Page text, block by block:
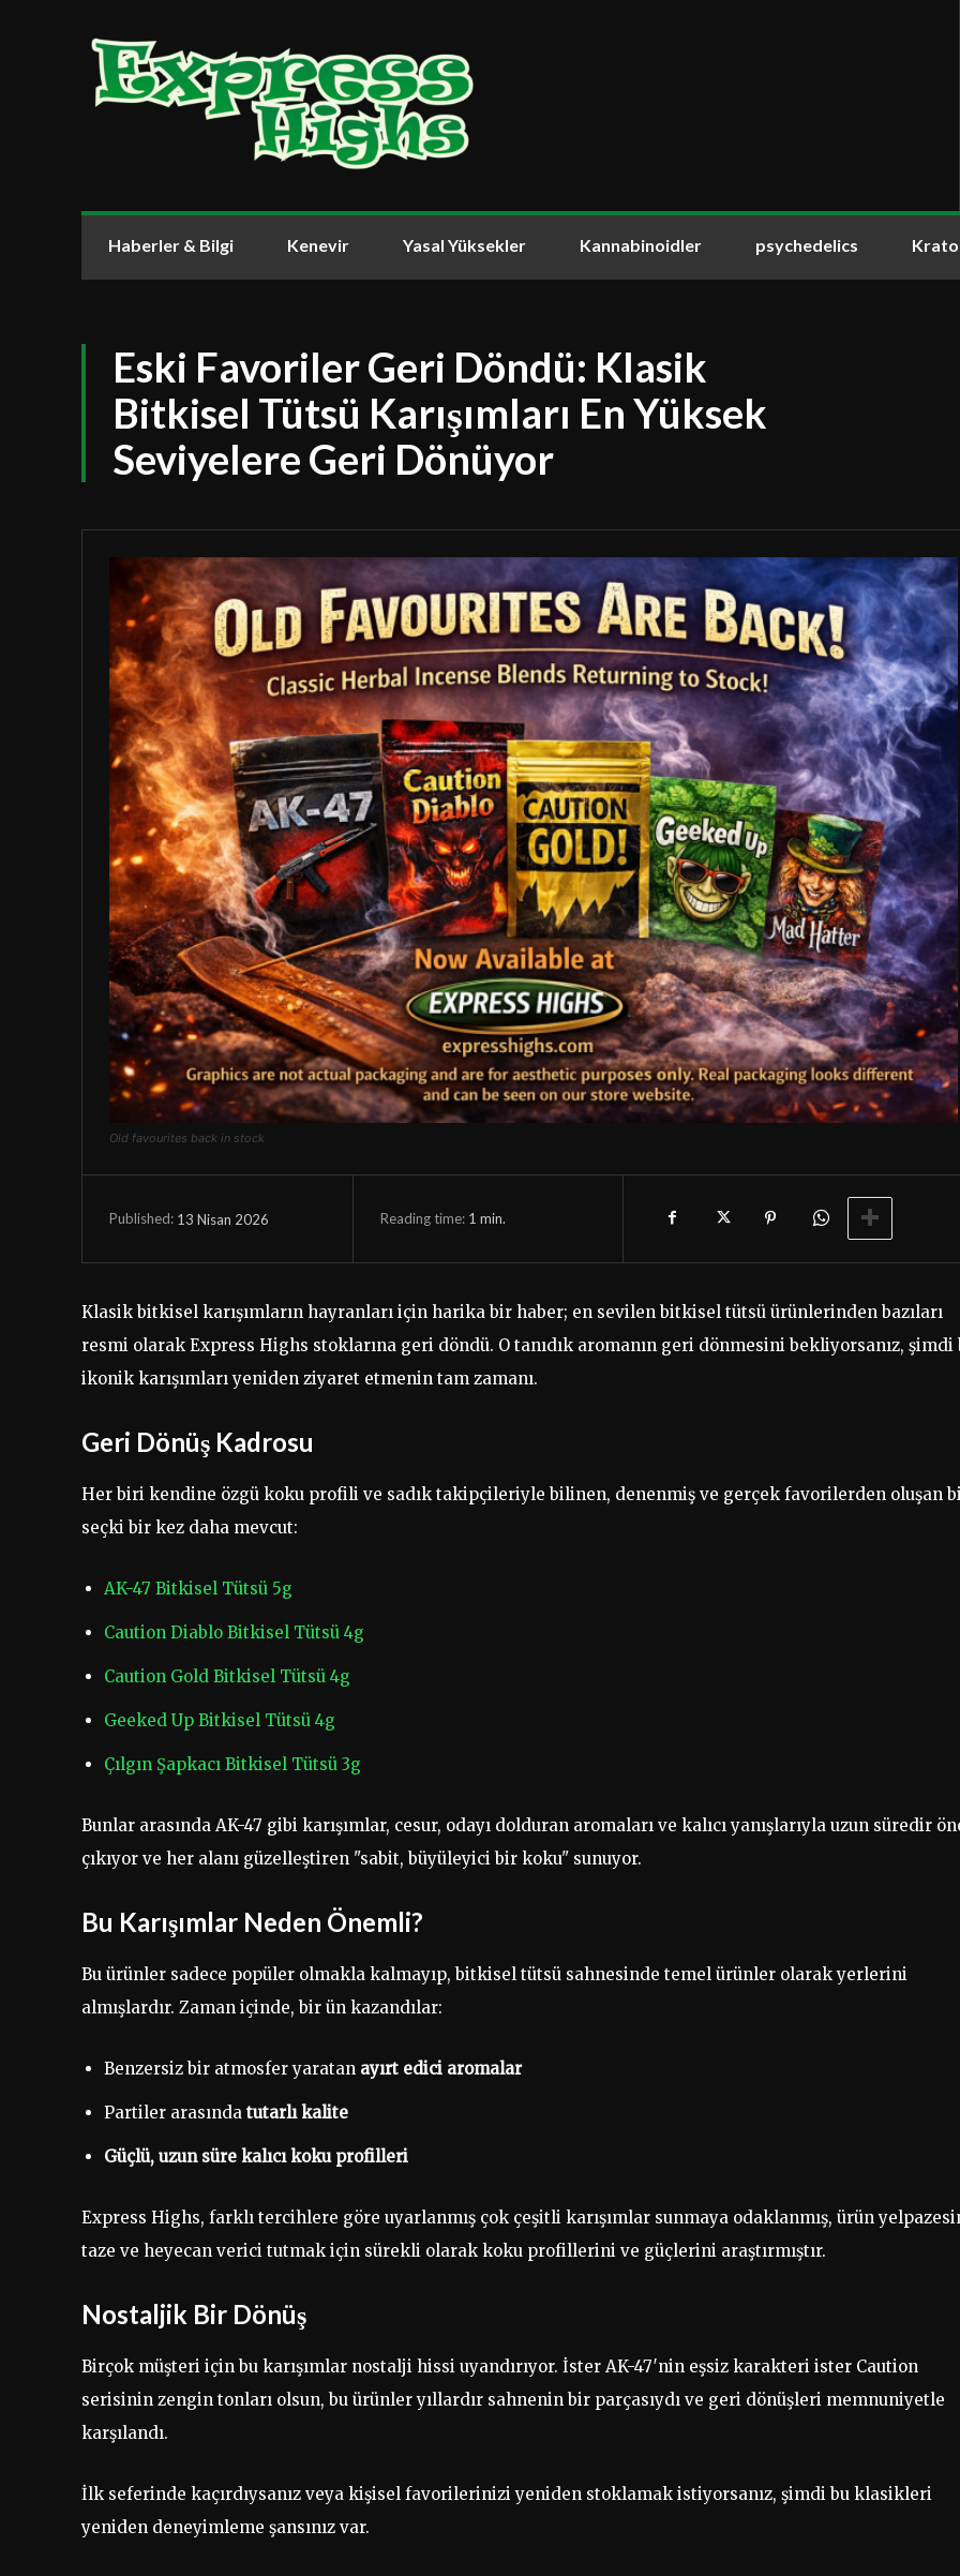
Haberler & Bilgi Kenevir Yasal Yüksekler Kannabinoidler psychedelics
Eski Favoriler Geri Döndü: Klasik
Bitkisel Tütsü Karışımları En Yüksek
Seviyelere Geri Dönüyor
Old favourites back in stock
Published: 13 Nisan 2026 Reading time: 1 min.
Klasik bitkisel karışımların hayranları için harika bir haber; en sevilen bitkisel tütsü ürünlerinden bazıları
resmi olarak Express Highs stoklarına geri döndü. O tanıdık aromanın geri dönmesini bekliyorsanız, şimdi
ikonik karışımları yeniden ziyaret etmenin tam zamanı.
Geri Dönüş Kadrosu
Her biri kendine özgü koku profili ve sadık takipçileriyle bilinen, denenmiş ve gerçek favorilerden oluşan
seçki bir kez daha mevcut:
AK-47 Bitkisel Tütsü 5g
Caution Diablo Bitkisel Tütsü 4g
Caution Gold Bitkisel Tütsü 4g
Geeked Up Bitkisel Tütsü 4g
Çılgın Şapkacı Bitkisel Tütsü 3g
Bunlar arasında AK-47 gibi karışımlar, cesur, odayı dolduran aromaları ve kalıcı yanışlarıyla uzun süredir
çıkıyor ve her alanı güzelleştiren "sabit, büyüleyici bir koku" sunuyor.
Bu Karışımlar Neden Önemli?
Bu ürünler sadece popüler olmakla kalmayıp, bitkisel tütsü sahnesinde temel ürünler olarak yerlerini
almışlardır. Zaman içinde, bir ün kazandılar:
Benzersiz bir atmosfer yaratan ayırt edici aromalar
Partiler arasında tutarlı kalite
Güçlü, uzun süre kalıcı koku profilleri
Express Highs, farklı tercihlere göre uyarlanmış çok çeşitli karışımlar sunmaya odaklanmış, ürün
taze ve heyecan verici tutmak için sürekli olarak koku profillerini ve güçlerini araştırmıştır.
Nostaljik Bir Dönüş
Birçok müşteri için bu karışımlar nostalji hissi uyandırıyor. İster AK-47′nin eşsiz karakteri ister Caution
serisinin zengin tonları olsun, bu ürünler yıllardır sahnenin bir parçasıydı ve geri dönüşleri memnuniyetle
karşılandı.
İlk seferinde kaçırdıysanız veya kişisel favorilerinizi yeniden stoklamak istiyorsanız, şimdi bu klasikleri
yeniden deneyimleme şansınız var.